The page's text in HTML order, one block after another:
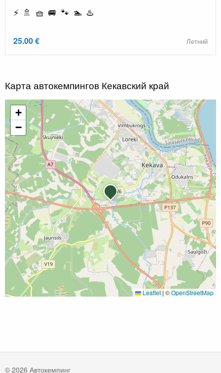
⚡ 🚿 🧺 🚐 🐾 🏊 ♨️
25.00 € Летний
Карта автокемпингов Кекавский край
+
−
Leaflet |©OpenStreetMap
© 2026 Автокемпинг